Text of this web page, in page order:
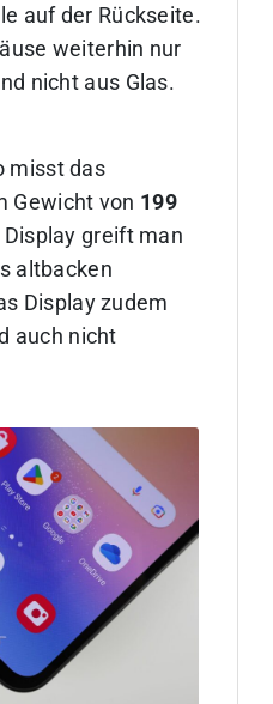
auf der Rückseite.
weiterhin nur
nicht aus Glas.
misst das
Gewicht von 199
greift man
altbacken
Display zudem
auch nicht